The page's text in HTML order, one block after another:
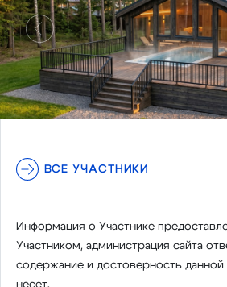
Предыдущий
ВСЕ УЧАСТНИКИ
Информация о Участнике
Участником, администрация сайта
содержание и достоверность
несет.